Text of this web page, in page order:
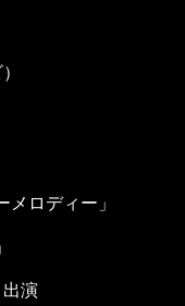
メロディー」
演